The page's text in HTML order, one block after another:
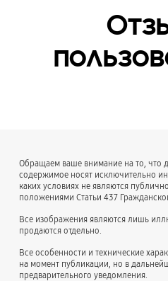
Обращаем ваше внимание на то, что
содержимое носят исключительно
каких условиях не являются
положениями Статьи 437
Все изображения являются лишь
продаются отдельно.
Все особенности и технические
на момент публикации, но в
предварительного уведомления.